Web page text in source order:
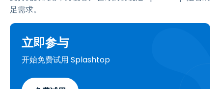
足需求。
立即参与
开始免费试用 Splashtop